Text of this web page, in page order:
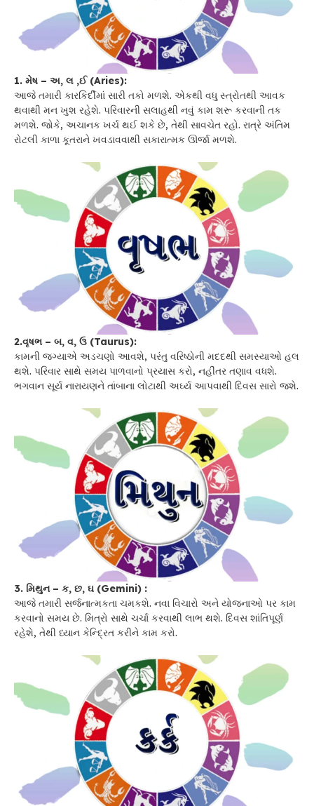
1. મેષ – અ, લ ,ઈ (Aries):
આજે તમારી કારકિર્દીમાં સારી તકો મળશે. એકથી વધુ સ્ત્રોતથી આવક
થવાથી મન ખુશ રહેશે. પરિવારની સલાહથી નવું કામ શરૂ કરવાની તક
મળશે. જોકે, અચાનક ખર્ચ થઈ શકે છે, તેથી સાવચેત રહો. રાત્રે અંતિમ
રોટલી કાળા કૂતરાને ખવડાવવાથી સકારાત્મક ઊર્જા મળશે.
2.વૃષભ – બ, વ, ઉ (Taurus):
કામની જગ્યાએ અડચણો આવશે, પરંતુ વરિષ્ઠોની મદદથી સમસ્યાઓ હલ
થશે. પરિવાર સાથે સમય પાળવાનો પ્રયાસ કરો, નહીંતર તણાવ વધશે.
ભગવાન સૂર્ય નારાયણને તાંબાના લોટાથી અર્ઘ્ય આપવાથી દિવસ સારો જશે.
3. મિથુન – ક, છ, ઘ (Gemini) :
આજે તમારી સર્જનાત્મકતા ચમકશે. નવા વિચારો અને યોજનાઓ પર કામ
કરવાનો સમય છે. મિત્રો સાથે ચર્ચા કરવાથી લાભ થશે. દિવસ શાંતિપૂર્ણ
રહેશે, તેથી ધ્યાન કેન્દ્રિત કરીને કામ કરો.